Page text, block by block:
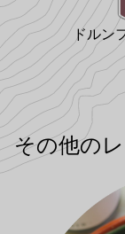
ドルン
その他の